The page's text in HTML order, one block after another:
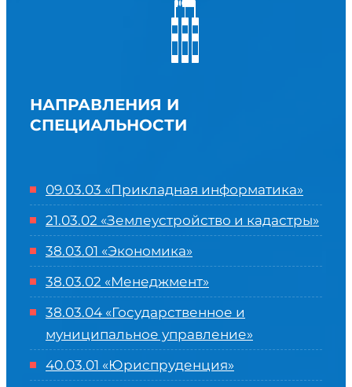
НАПРАВЛЕНИЯ И
СПЕЦИАЛЬНОСТИ
09.03.03 «Прикладная информатика»
21.03.02 «Землеустройство и кадастры»
38.03.01 «Экономика»
38.03.02 «Менеджмент»
38.03.04 «Государственное и
муниципальное управление»
40.03.01 «Юриспруденция»